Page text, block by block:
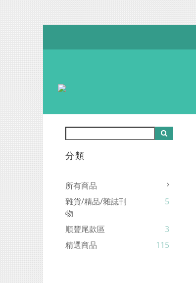
分類
所有商品
雜貨/精品/雜誌刊
物
5
順豐尾款區
3
精選商品
115